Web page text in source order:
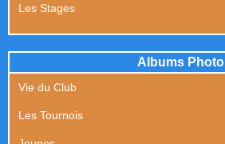
Les Stages
Albums Photo
Vie du Club
Les Tournois